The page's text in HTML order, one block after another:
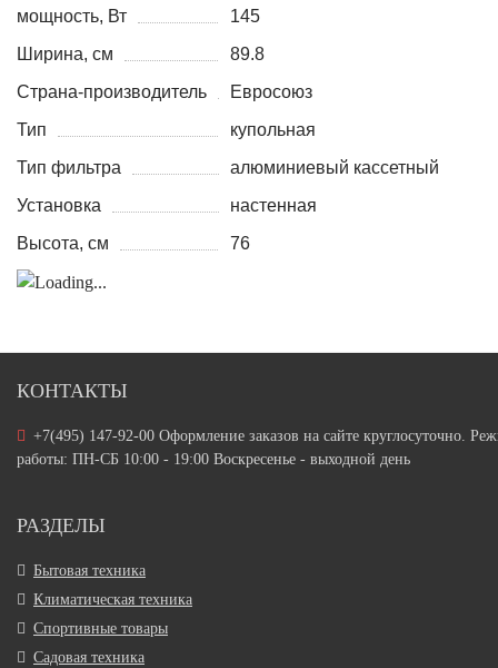
мощность, Вт
145
Ширина, см
89.8
Страна-производитель
Евросоюз
Тип
купольная
Тип фильтра
алюминиевый кассетный
Установка
настенная
Высота, см
76
КОНТАКТЫ
+7(495) 147-92-00 Оформление заказов на сайте круглосуточно.
работы: ПН-СБ 10:00 - 19:00 Воскресенье - выходной день
РАЗДЕЛЫ
Бытовая техника
Климатическая техника
Спортивные товары
Садовая техника